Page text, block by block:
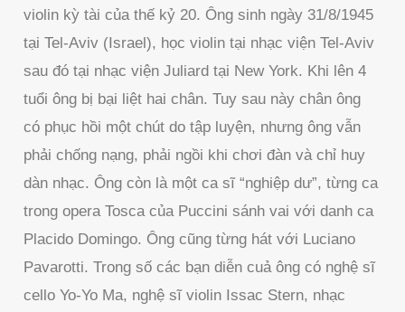
violin kỳ tài của thế kỷ 20. Ông sinh ngày 31/8/1945
tại Tel-Aviv (Israel), học violin tại nhạc viện Tel-Aviv
sau đó tại nhạc viện Juliard tại New York. Khi lên 4
tuổi ông bị bại liệt hai chân. Tuy sau này chân ông
có phục hồi một chút do tập luyện, nhưng ông vẫn
phải chống nạng, phải ngồi khi chơi đàn và chỉ huy
dàn nhạc. Ông còn là một ca sĩ “nghiệp dư”, từng ca
trong opera Tosca của Puccini sánh vai với danh ca
Placido Domingo. Ông cũng từng hát với Luciano
Pavarotti. Trong số các bạn diễn cuả ông có nghệ sĩ
cello Yo-Yo Ma, nghệ sĩ violin Issac Stern, nhạc